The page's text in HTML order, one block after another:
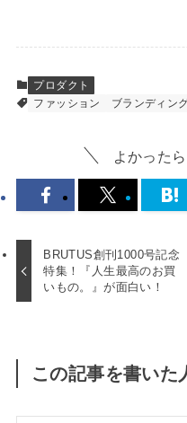
プロダクト
ファッション
ブランディン
よかった
BRUTUS創刊1000号記念
特集！『人生最高のお買
いもの。』が面白い！
この記事を書いた